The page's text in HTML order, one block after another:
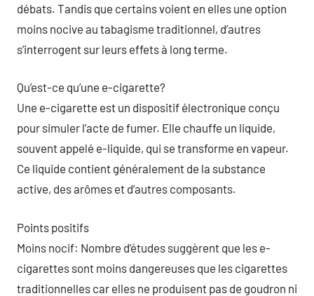
débats. Tandis que certains voient en elles une option
moins nocive au tabagisme traditionnel, d’autres
s’interrogent sur leurs effets à long terme.
Qu’est-ce qu’une e-cigarette?
Une e-cigarette est un dispositif électronique conçu
pour simuler l’acte de fumer. Elle chauffe un liquide,
souvent appelé e-liquide, qui se transforme en vapeur.
Ce liquide contient généralement de la substance
active, des arômes et d’autres composants.
Points positifs
Moins nocif: Nombre d’études suggèrent que les e-
cigarettes sont moins dangereuses que les cigarettes
traditionnelles car elles ne produisent pas de goudron ni